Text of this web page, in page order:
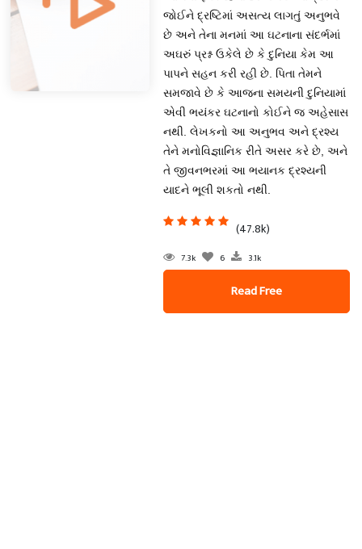
જોઈને દ્રષ્ટિમાં અસત્ય લાગતું અનુભવે
છે અને તેના મનમાં આ ઘટનાના સંદર્ભમાં
અઘરું પ્રશ્ન ઉકેલે છે કે દુનિયા કેમ આ
પાપને સહન કરી રહી છે. પિતા તેમને
સમજાવે છે કે આજના સમયની દુનિયામાં
એવી ભયંકર ઘટનાનો કોઈને જ અહેસાસ
નથી. લેખકનો આ અનુભવ અને દ્રશ્ય
તેને મનોવિજ્ઞાનિક રીતે અસર કરે છે, અને
તે જીવનભરમાં આ ભયાનક દ્રશ્યની
યાદને ભૂલી શકતો નથી.
(47.8k)
7.3k 6 3.1k
Read Free